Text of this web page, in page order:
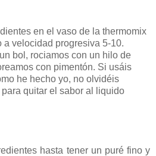
en el vaso de la thermomix
a velocidad progresiva 5-10.
bol, rociamos con un hilo de
con pimentón. Si usáis
he hecho yo, no olvidéis
quitar el sabor al liquido
hasta tener un puré fino y